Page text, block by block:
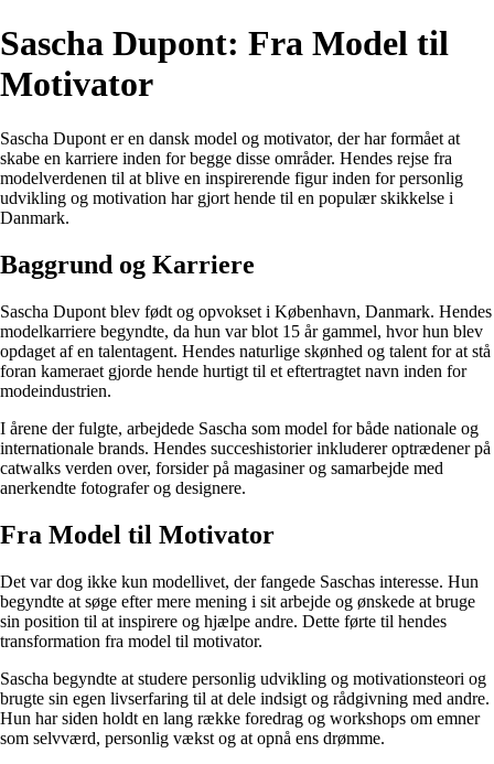
Sascha Dupont: Fra Model til
Motivator
Sascha Dupont er en dansk model og motivator, der har formået at
skabe en karriere inden for begge disse områder. Hendes rejse fra
modelverdenen til at blive en inspirerende figur inden for personlig
udvikling og motivation har gjort hende til en populær skikkelse i
Danmark.
Baggrund og Karriere
Sascha Dupont blev født og opvokset i København, Danmark. Hendes
modelkarriere begyndte, da hun var blot 15 år gammel, hvor hun blev
opdaget af en talentagent. Hendes naturlige skønhed og talent for at stå
foran kameraet gjorde hende hurtigt til et eftertragtet navn inden for
modeindustrien.
I årene der fulgte, arbejdede Sascha som model for både nationale og
internationale brands. Hendes succeshistorier inkluderer optrædener på
catwalks verden over, forsider på magasiner og samarbejde med
anerkendte fotografer og designere.
Fra Model til Motivator
Det var dog ikke kun modellivet, der fangede Saschas interesse. Hun
begyndte at søge efter mere mening i sit arbejde og ønskede at bruge
sin position til at inspirere og hjælpe andre. Dette førte til hendes
transformation fra model til motivator.
Sascha begyndte at studere personlig udvikling og motivationsteori og
brugte sin egen livserfaring til at dele indsigt og rådgivning med andre.
Hun har siden holdt en lang række foredrag og workshops om emner
som selvværd, personlig vækst og at opnå ens drømme.